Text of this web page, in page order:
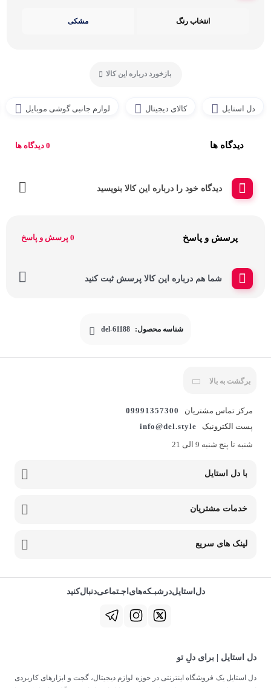
انتخاب رنگ مشکی
بازخورد درباره این کالا
دل استایل کالای دیجیتال لوازم جانبی گوشی موبایل
دیدگاه ها 0 دیدگاه ها
دیدگاه خود را درباره این کالا بنویسید
پرسش و پاسخ 0 پرسش و پاسخ
شما هم درباره این کالا پرسش ثبت کنید
شناسه محصول: del-61188
برگشت به بالا
مرکز تماس مشتریان
09991357300
پست الکترونیک
info@del.style
شنبه تا پنج شنبه 9 الی 21
با دل استایل
خدمات مشتریان
لینک های سریع
دل‌استایل‌در‌‌شبـکه‌های‌اجـتماعی‌دنبال‌کنید
دل استایل | برای دلِ تو
دل استایل یک فروشگاه اینترنتی در حوزه لوازم دیجیتال، گجت و ابزارهای کاربردی